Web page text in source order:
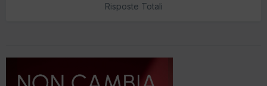
Risposte Totali